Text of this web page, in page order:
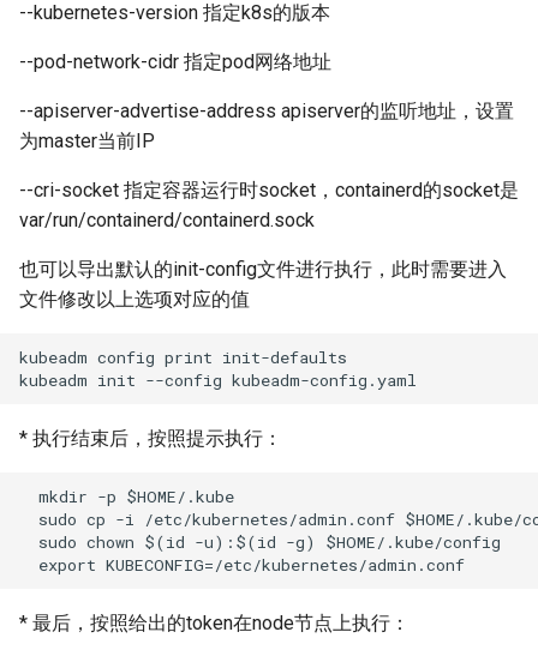
--kubernetes-version 指定k8s的版本
--pod-network-cidr 指定pod网络地址
--apiserver-advertise-address apiserver的监听地址，设置
为master当前IP
--cri-socket 指定容器运行时socket，containerd的socket是
var/run/containerd/containerd.sock
也可以导出默认的init-config文件进行执行，此时需要进入
文件修改以上选项对应的值
kubeadm config print init-defaults
* 执行结束后，按照提示执行：
  mkdir -p $HOME/.kube
sudo cp -i /etc/kubernetes/admin.conf $HOME/.kube/
  sudo chown $(id -u):$(id -g) $HOME/.kube/config
* 最后，按照给出的token在node节点上执行：